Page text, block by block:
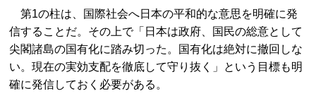
第1の柱は、国際社会へ日本の平和的な意思を明確に発
信することだ。その上で「日本は政府、国民の総意として
尖閣諸島の国有化に踏み切った。国有化は絶対に撤回しな
い。現在の実効支配を徹底して守り抜く」という目標も明
確に発信しておく必要がある。